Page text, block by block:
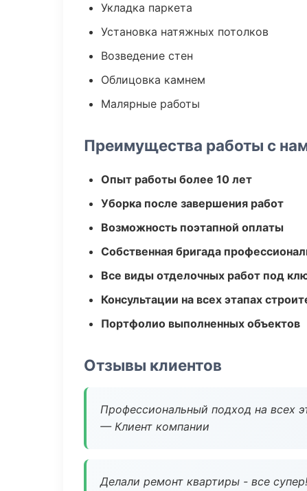
Укладка паркета
Установка натяжных потолков
Возведение стен
Облицовка камнем
Малярные работы
Преимущества работы с
Опыт работы более 10 лет
Уборка после завершения работ
Возможность поэтапной оплаты
Собственная бригада
Все виды отделочных работ под
Консультации на всех этапах
Портфолио выполненных объектов
Отзывы клиентов
Профессиональный подход на всех
— Клиент компании
Делали ремонт квартиры - все